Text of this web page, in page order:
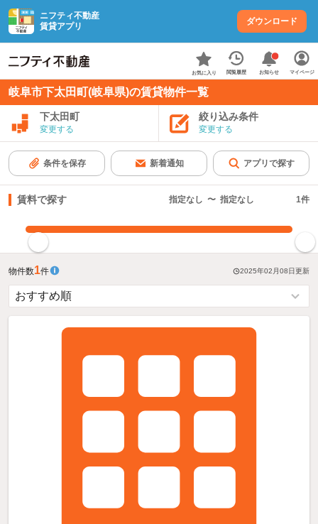
ニフティ不動産
賃貸アプリ
ダウンロード
お気に入り 閲覧履歴 お知らせ マイページ
岐阜市下太田町(岐阜県)の賃貸物件一覧
下太田町
変更する
絞り込み条件
変更する
条件を保存 新着通知 アプリで探す
賃料で探す 指定なし 〜 指定なし 1件
物件数1件 2025年02月08日更新